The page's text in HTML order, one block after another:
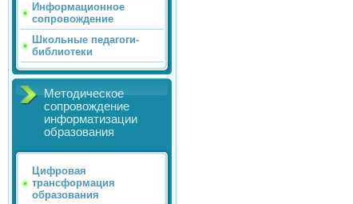
Информационное
сопровождение
Школьные педагоги-
библиотеки
Методическое
сопровождение
информатизации
образования
Цифровая
трансформация
образования